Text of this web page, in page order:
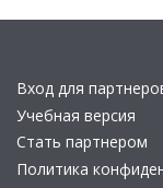
Вход для
Учебная версия
Стать партнером
Политика